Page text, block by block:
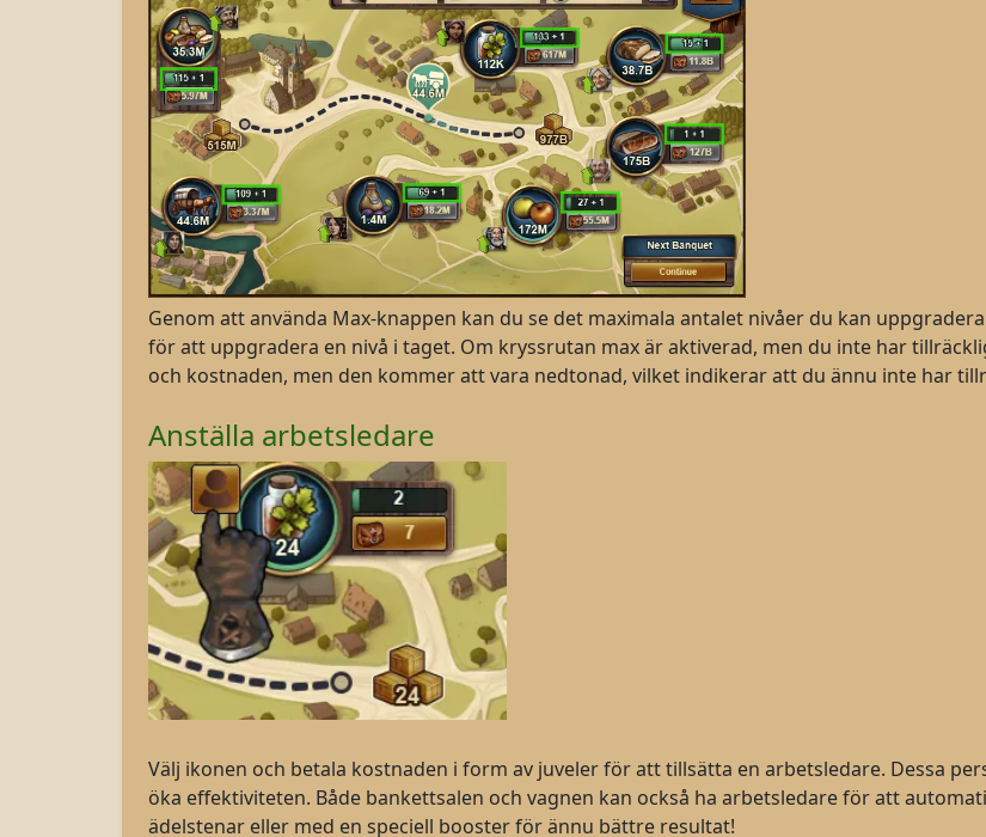
Genom att använda Max-knappen kan du se det maximala antalet nivåer du kan
för att uppgradera en nivå i taget. Om kryssrutan max är aktiverad, men du inte har
och kostnaden, men den kommer att vara nedtonad, vilket indikerar att du ännu inte har
Anställa arbetsledare
Välj ikonen och betala kostnaden i form av juveler för att tillsätta en arbetsledare. Dessa
öka effektiviteten. Både bankettsalen och vagnen kan också ha arbetsledare för att
ädelstenar eller med en speciell booster för ännu bättre resultat!